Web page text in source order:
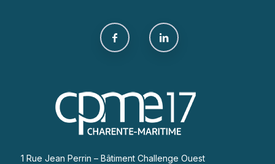
1 Rue Jean Perrin – Bâtiment Challenge Ouest